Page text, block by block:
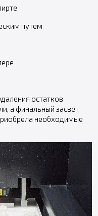
путем
остатков
а финальный засвет
необходимые